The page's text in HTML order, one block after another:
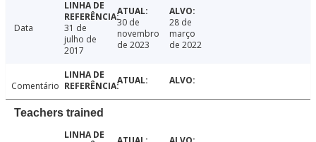
Data
31 de
julho de
2017
30 de
novembro
de 2023
28 de
março
de 2022
Comentário
Teachers trained